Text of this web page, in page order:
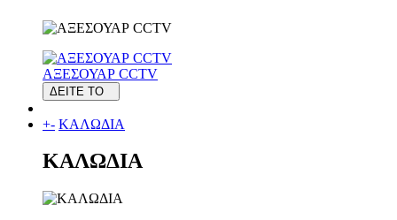
ΑΞΕΣΟΥΑΡ CCTV
ΔΕΙΤΕ ΤΟ
+- ΚΑΛΩΔΙΑ
ΚΑΛΩΔΙΑ